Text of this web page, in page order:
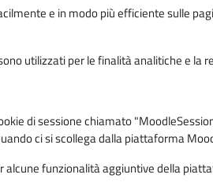
e in modo più efficiente sulle
utilizzati per le finalità analitiche e la
di sessione chiamato
ci si scollega dalla piattaforma
funzionalità aggiuntive della